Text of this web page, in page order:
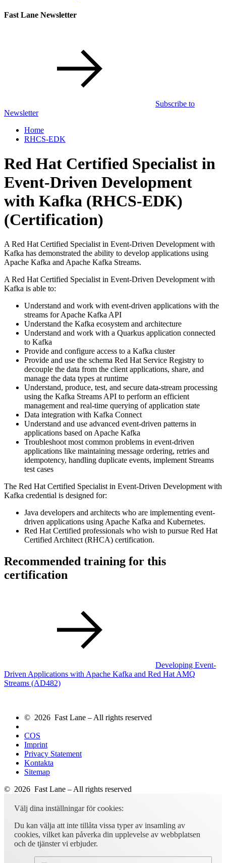
Fast Lane Newsletter
Subscribe to
Newsletter
Home
RHCS-EDK
Red Hat Certified Specialist in
Event-Driven Development
with Kafka (RHCS-EDK)
(Certification)
A Red Hat Certified Specialist in Event-Driven Development with
Kafka has demonstrated the ability to develop applications using
Apache Kafka and Apache Kafka Streams.
A Red Hat Certified Specialist in Event-Driven Development with
Kafka is able to:
Understand and work with event-driven applications with the
streams for Apache Kafka API
Understand the Kafka ecosystem and architecture
Understand and work with a Quarkus application connected
to Kafka
Provide and configure access to a Kafka cluster
Provide and use the schema Red Hat Service Registry to
decouple the data from the client applications, share, and
manage the data types at runtime
Understand, produce, test, and secure data-stream processing
using the Kafka Streams API to perform an efficient
management and real-time querying of application state
Data integration with Kafka Connect
Understand and use advanced event-driven patterns in
applications based on Apache Kafka
Troubleshoot most common problems in event-driven
applications like maintaining message ordering, retries and
idempotency, handling duplicate events, implement Streams
test cases
The Red Hat Certified Specialist in Event-Driven Development with
Kafka credential is designed for:
Java developers and architects who are implementing event-
driven applications using Apache Kafka and Kubernetes.
Red Hat Certified professionals who wish to pursue Red Hat
Certified Architect (RHCA) certification.
Recommended training for this
certification
Developing Event-
Driven Applications with Apache Kafka and Red Hat AMQ
Streams (AD482)
© 2026 Fast Lane – All rights reserved
COS
Imprint
Privacy Statement
Kontakta
Sitemap
© 2026 Fast Lane – All rights reserved
Välj dina inställningar för cookies:
Du kan välja att inte tillåta vissa typer av insamling av
cookies, vilket kan påverka din upplevelse av webbplatsen
och de tjänster vi erbjuder.